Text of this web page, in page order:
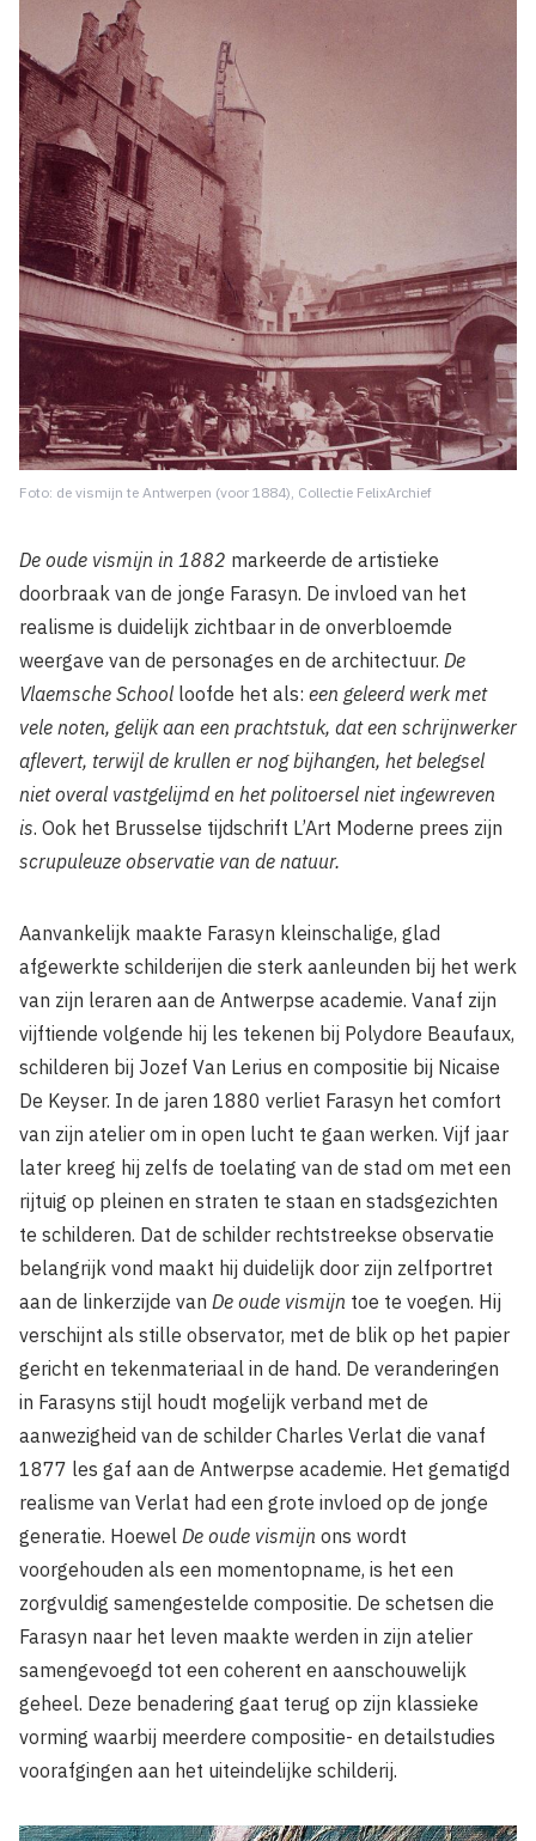
Foto: de vismijn te Antwerpen (voor 1884), Collectie FelixArchief
De oude vismijn in 1882 markeerde de artistieke
doorbraak van de jonge Farasyn. De invloed van het
realisme is duidelijk zichtbaar in de onverbloemde
weergave van de personages en de architectuur. De
Vlaemsche School loofde het als: een geleerd werk met
vele noten, gelijk aan een prachtstuk, dat een schrijnwerker
aflevert, terwijl de krullen er nog bijhangen, het belegsel
niet overal vastgelijmd en het politoersel niet ingewreven
is. Ook het Brusselse tijdschrift L’Art Moderne prees zijn
scrupuleuze observatie van de natuur.
Aanvankelijk maakte Farasyn kleinschalige, glad
afgewerkte schilderijen die sterk aanleunden bij het werk
van zijn leraren aan de Antwerpse academie. Vanaf zijn
vijftiende volgende hij les tekenen bij Polydore Beaufaux,
schilderen bij Jozef Van Lerius en compositie bij Nicaise
De Keyser. In de jaren 1880 verliet Farasyn het comfort
van zijn atelier om in open lucht te gaan werken. Vijf jaar
later kreeg hij zelfs de toelating van de stad om met een
rijtuig op pleinen en straten te staan en stadsgezichten
te schilderen. Dat de schilder rechtstreekse observatie
belangrijk vond maakt hij duidelijk door zijn zelfportret
aan de linkerzijde van De oude vismijn toe te voegen. Hij
verschijnt als stille observator, met de blik op het papier
gericht en tekenmateriaal in de hand. De veranderingen
in Farasyns stijl houdt mogelijk verband met de
aanwezigheid van de schilder Charles Verlat die vanaf
1877 les gaf aan de Antwerpse academie. Het gematigd
realisme van Verlat had een grote invloed op de jonge
generatie. Hoewel De oude vismijn ons wordt
voorgehouden als een momentopname, is het een
zorgvuldig samengestelde compositie. De schetsen die
Farasyn naar het leven maakte werden in zijn atelier
samengevoegd tot een coherent en aanschouwelijk
geheel. Deze benadering gaat terug op zijn klassieke
vorming waarbij meerdere compositie- en detailstudies
voorafgingen aan het uiteindelijke schilderij.